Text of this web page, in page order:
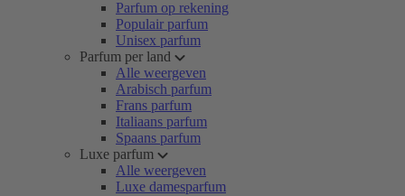
Parfum op rekening
Populair parfum
Unisex parfum
Parfum per land
Alle weergeven
Arabisch parfum
Frans parfum
Italiaans parfum
Spaans parfum
Luxe parfum
Alle weergeven
Luxe damesparfum